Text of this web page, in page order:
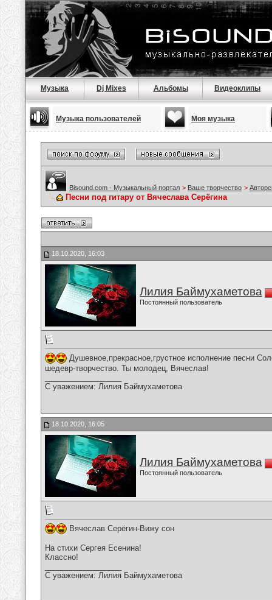
Музыка Dj Mixes Альбомы Видеоклипы
Музыка пользователей Моя музыка
Bisound.com - Музыкальный портал > Ваше творчество >
Песни под гитару от Вячеслава Серёгина
18.10.2020, 16:03
Лилия Баймухаметова
Постоянный пользователь
Душевное,прекрасное,грустное исполнение песни
шедевр-творчество. Ты молодец, Вячеслав!
С уважением: Лилия Баймухаметова
18.10.2020, 16:05
Лилия Баймухаметова
Постоянный пользователь
Вячеслав Серёгин-Вижу сон
На стихи Сергея Есенина!
Классно!
С уважением: Лилия Баймухаметова